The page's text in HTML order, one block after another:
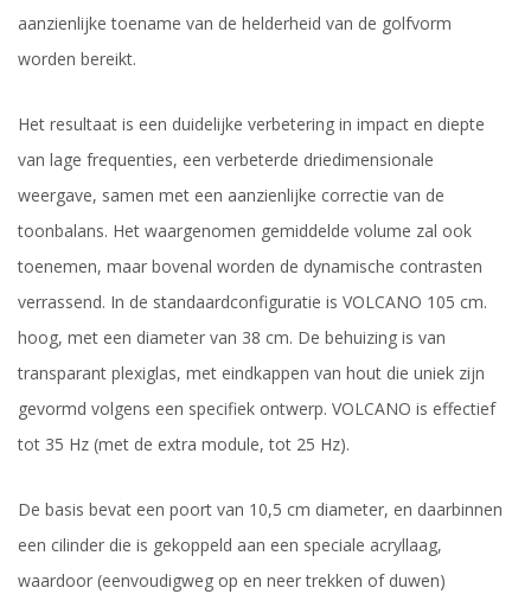
aanzienlijke toename van de helderheid van de golfvorm
worden bereikt.
Het resultaat is een duidelijke verbetering in impact en diepte
van lage frequenties, een verbeterde driedimensionale
weergave, samen met een aanzienlijke correctie van de
toonbalans. Het waargenomen gemiddelde volume zal ook
toenemen, maar bovenal worden de dynamische contrasten
verrassend. In de standaardconfiguratie is VOLCANO 105 cm.
hoog, met een diameter van 38 cm. De behuizing is van
transparant plexiglas, met eindkappen van hout die uniek zijn
gevormd volgens een specifiek ontwerp. VOLCANO is effectief
tot 35 Hz (met de extra module, tot 25 Hz).
De basis bevat een poort van 10,5 cm diameter, en daarbinnen
een cilinder die is gekoppeld aan een speciale acryllaag,
waardoor (eenvoudigweg op en neer trekken of duwen)